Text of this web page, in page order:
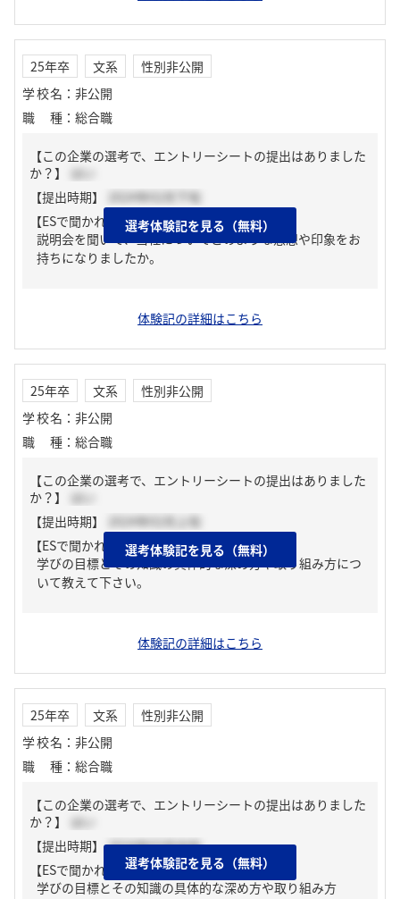
25年卒 文系
性別非公開
学校名 ： 非公開
職種 ： 総合職
【この企業の選考で、エントリーシートの提出はありました
か？】
はい
【提出時期】
2024年02月下旬
【ESで聞かれた質問】
説明会を聞いて、当社についてどのような感想や印象をお
持ちになりましたか。
体験記の詳細はこちら
選考体験記を見る（無料）
25年卒 文系
性別非公開
学校名 ： 非公開
職種 ： 総合職
【この企業の選考で、エントリーシートの提出はありました
か？】
はい
【提出時期】
2024年02月上旬
【ESで聞かれた質問】
学びの目標とその知識の具体的な深め方や取り組み方につ
いて教えて下さい。
体験記の詳細はこちら
選考体験記を見る（無料）
25年卒 文系
性別非公開
学校名 ： 非公開
職種 ： 総合職
【この企業の選考で、エントリーシートの提出はありました
か？】
はい
【提出時期】 2024年03月中旬
【ESで聞かれた質問】
学びの目標とその知識の具体的な深め方や取り組み方
選考体験記を見る（無料）